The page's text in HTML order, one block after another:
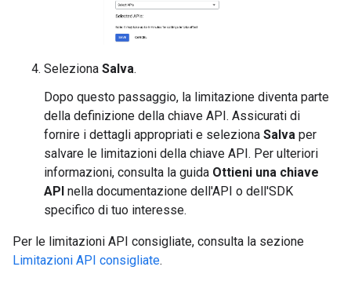
Seleziona Salva.
Dopo questo passaggio, la limitazione diventa parte
della definizione della chiave API. Assicurati di
fornire i dettagli appropriati e seleziona Salva per
salvare le limitazioni della chiave API. Per ulteriori
informazioni, consulta la guida Ottieni una chiave
API nella documentazione dell'API o dell'SDK
specifico di tuo interesse.
Per le limitazioni API consigliate, consulta la sezione
Limitazioni API consigliate.